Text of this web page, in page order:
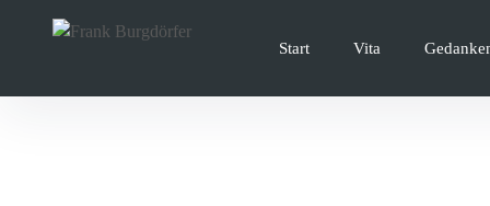
überspringen
Start Vita